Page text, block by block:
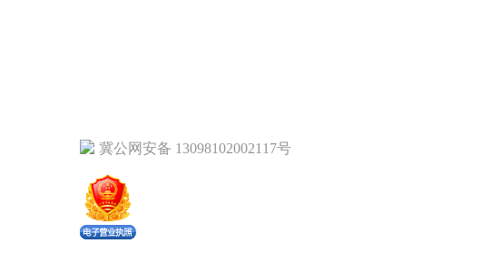
冀公网安备 13098102002117号